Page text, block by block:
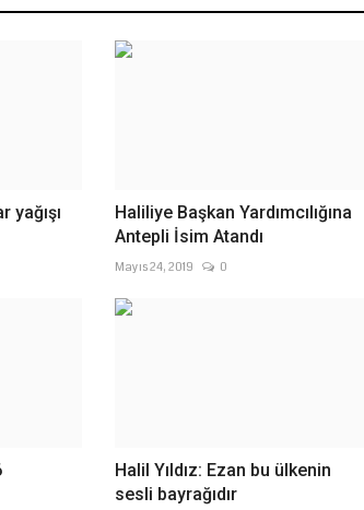
yağışı
Haliliye Başkan Yardımcılığına
Antepli İsim Atandı
Mayıs 24, 2019 0
Halil Yıldız: Ezan bu ülkenin
sesli bayrağıdır